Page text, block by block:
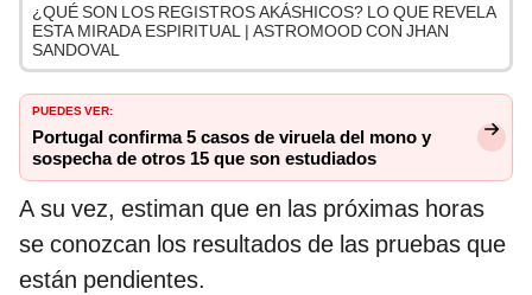
¿QUÉ SON LOS REGISTROS AKÁSHICOS? LO QUE REVELA
ESTA MIRADA ESPIRITUAL | ASTROMOOD CON JHAN
SANDOVAL
PUEDES VER:
Portugal confirma 5 casos de viruela del mono y
sospecha de otros 15 que son estudiados
A su vez, estiman que en las próximas horas
se conozcan los resultados de las pruebas que
están pendientes.